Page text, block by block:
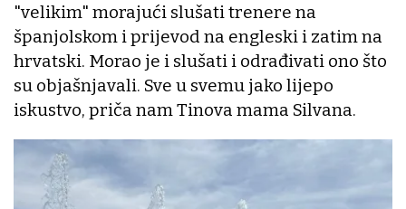
"velikim" morajući slušati trenere na
španjolskom i prijevod na engleski i zatim na
hrvatski. Morao je i slušati i odrađivati ono što
su objašnjavali. Sve u svemu jako lijepo
iskustvo, priča nam Tinova mama Silvana.